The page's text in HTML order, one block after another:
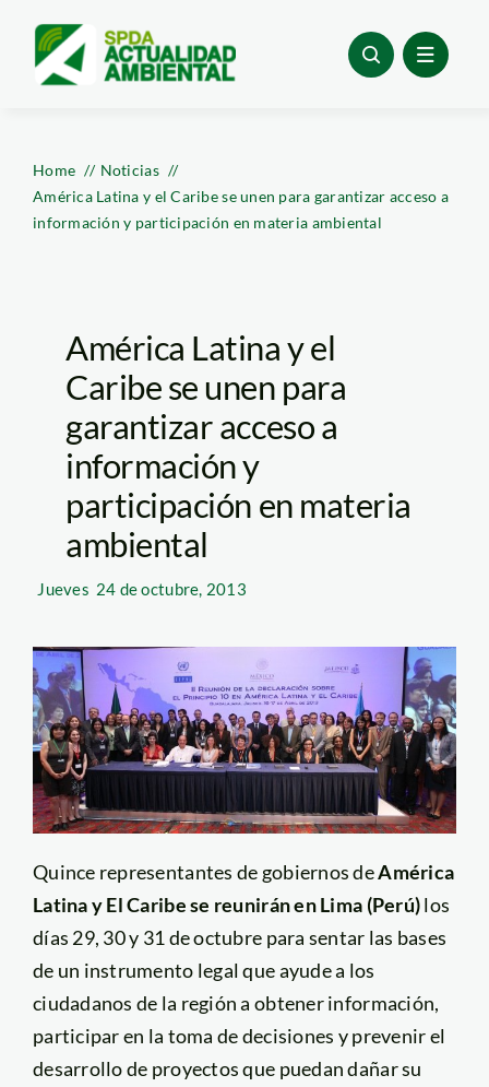
content
Home
Noticias
América Latina y el Caribe se unen para garantizar acceso a
información y participación en materia ambiental
América Latina y el
Caribe se unen para
garantizar acceso a
información y
participación en materia
ambiental
Jueves 24 de octubre, 2013
Quince representantes de gobiernos deAmérica
Latina y El Caribe se reunirán en Lima (Perú)los
días 29, 30 y 31 de octubre para sentar las bases
de un instrumento legal que ayude a los
ciudadanos de la región a obtener información,
participar en la toma de decisiones y prevenir el
desarrollo de proyectos que puedan dañar su